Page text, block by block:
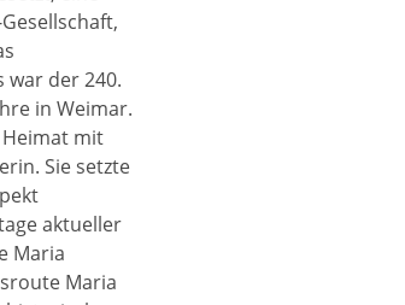
war der 240.
in Weimar.
mit
Sie setzte
aktueller
Maria
Maria